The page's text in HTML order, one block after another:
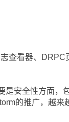
看器、DRPC
安全性方面，
的推广，越来